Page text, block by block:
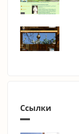
Ссылки